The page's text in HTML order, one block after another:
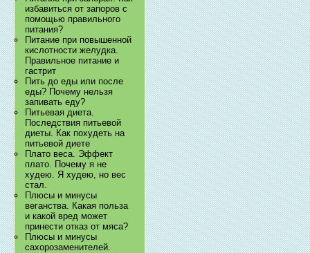
избавиться от запоров с
помощью правильного
питания?
Питание при повышенной
кислотности желудка.
Правильное питание и
гастрит
Пить до еды или после
еды? Почему нельзя
запивать еду?
Питьевая диета.
Последствия питьевой
диеты. Как похудеть на
питьевой диете
Плато веса. Эффект
плато. Почему я не
худею. Я худею, но вес
стал.
Плюсы и минусы
веганства. Какая польза
и какой вред может
принести отказ от мяса?
Плюсы и минусы
сахорозаменителей.